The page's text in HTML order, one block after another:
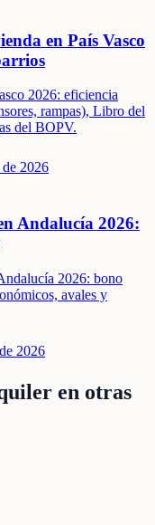
en País Vasco
2026: eficiencia
rampas), Libro del
del BOPV.
2026
Andalucía 2026:
2026: bono
avales y
2026
en otras